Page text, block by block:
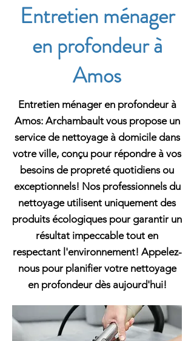
Entretien ménager
en profondeur à
Amos
Entretien ménager en profondeur à
Amos: Archambault vous propose un
service de nettoyage à domicile dans
votre ville, conçu pour répondre à vos
besoins de propreté quotidiens ou
exceptionnels! Nos professionnels du
nettoyage utilisent uniquement des
produits écologiques pour garantir un
résultat impeccable tout en
respectant l'environnement! Appelez-
nous pour planifier votre nettoyage
en profondeur dès aujourd'hui!